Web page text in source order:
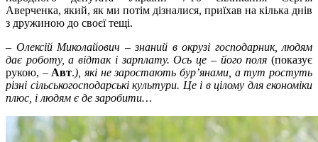
Аверченка, який, як ми потім дізналися, приїхав на кілька днів
з дружиною до своєї тещі.
– Олексій Миколайович – знаний в окрузі господарник, людям
дає роботу, а відтак і зарплату. Ось це –його поля(показує
рукою, – Авт.), які не заростають бур’янами, а тут ростуть
різні сільськогосподарські культури. Це і в цілому для економіки
плюс, і людям є де заробити…